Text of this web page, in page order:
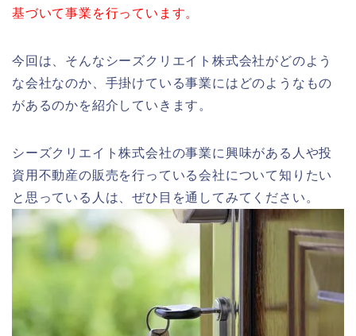
基づいて事業を行っています。
今回は、そんなシーズクリエイト株式会社がどのよう
な会社なのか、手掛けている事業にはどのようなもの
があるのかを紹介していきます。
シーズクリエイト株式会社の事業に興味がある人や投
資用不動産の販売を行っている会社について知りたい
と思っている人は、ぜひ目を通してみてください。